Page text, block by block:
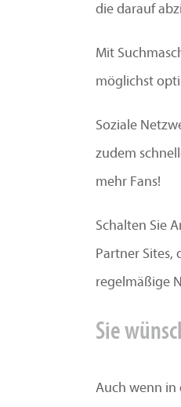
die darauf
Mit
möglichst
Soziale
zudem
mehr Fans!
Schalten Sie
Partner Sites,
regelmäßige
Sie
Auch wenn in